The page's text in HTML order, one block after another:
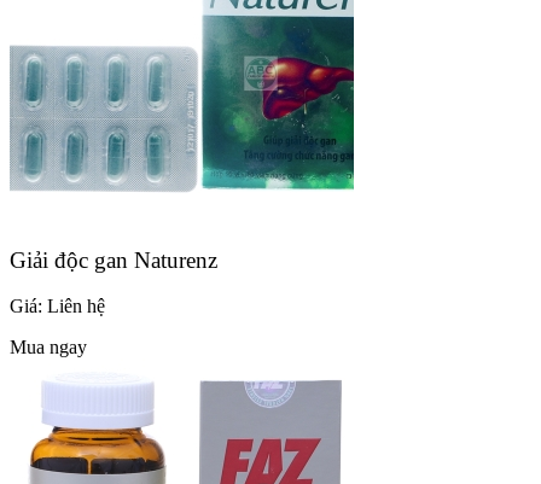
Giải độc gan Naturenz
Giá: Liên hệ
Mua ngay